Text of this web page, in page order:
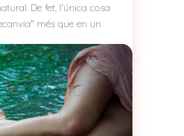
De fet, l'única cosa
més que en un